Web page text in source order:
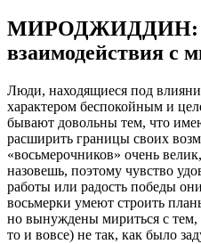
МИРОДЖИДДИН:
взаимодействия с
Люди, находящиеся под
характером беспокойным и
бывают довольны тем, что
расширить границы своих
«восьмерочников» очень
назовешь, поэтому чувство
работы или радость победы
восьмерки умеют строить
но вынуждены мириться с тем,
то и вовсе) не так, как было